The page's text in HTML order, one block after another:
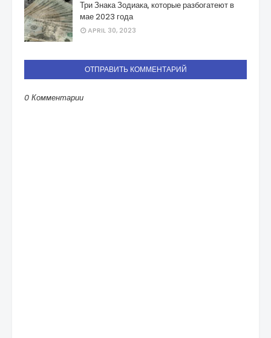
Три Знака Зодиака, которые разбогатеют в
мае 2023 года
APRIL 30, 2023
ОТПРАВИТЬ КОММЕНТАРИЙ
0 Комментарии